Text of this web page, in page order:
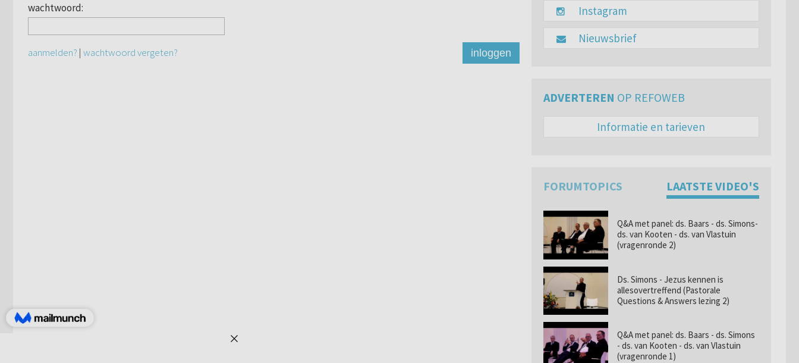
wachtwoord:
aanmelden? | wachtwoord vergeten? inloggen
Instagram
Nieuwsbrief
ADVERTEREN OP REFOWEB
Informatie en tarieven
FORUMTOPICS LAATSTE VIDEO'S
Q&A met panel: ds. Baars - ds. Simons-
ds. van Kooten - ds. van Vlastuin
(vragenronde 2)
Ds. Simons - Jezus kennen is
allesovertreffend (Pastorale
Questions & Answers lezing 2)
Q&A met panel: ds. Baars - ds. Simons
- ds. van Kooten - ds. van Vlastuin
(vragenronde 1)